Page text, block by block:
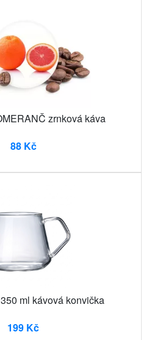
zrnková káva
88 Kč
ml kávová konvička
199 Kč